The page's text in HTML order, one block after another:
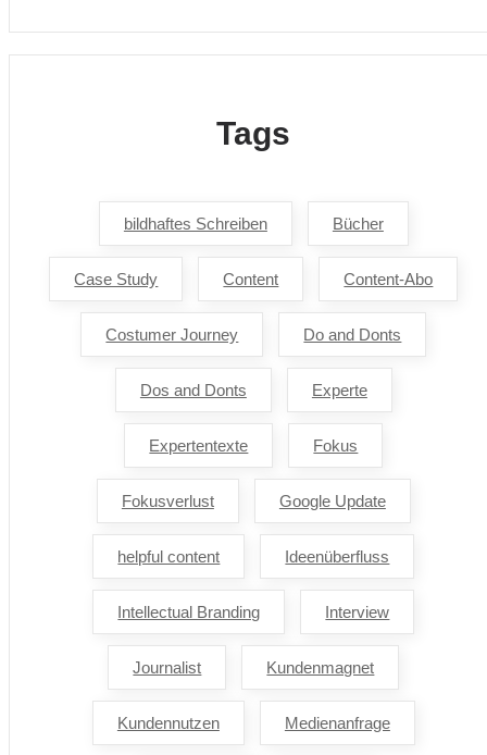
Tags
bildhaftes Schreiben Bücher
Case Study Content Content-Abo
Costumer Journey Do and Donts
Dos and Donts Experte
Expertentexte Fokus
Fokusverlust Google Update
helpful content Ideenüberfluss
Intellectual Branding Interview
Journalist Kundenmagnet
Kundennutzen Medienanfrage